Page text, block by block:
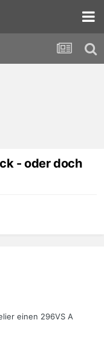
- oder doch
einen 296VS A